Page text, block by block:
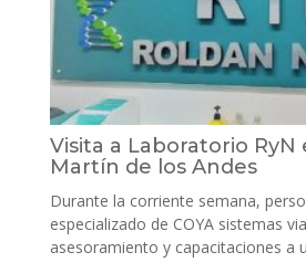
Visita a Laboratorio RyN
Martín de los Andes
Durante la corriente semana,
especializado de COYA sistemas
asesoramiento y capacitaciones a